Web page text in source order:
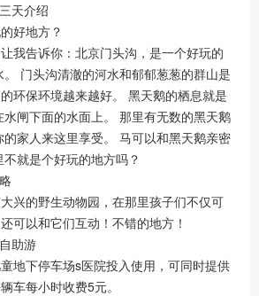
天介绍
好地方？
我告诉你：北京门头沟，是一个好玩的
门头沟清澈的河水和郁郁葱葱的群山是
环保环境越来越好。 黑天鹅的栖息就是
闸下面的水面上。 那里有无数的黑天鹅
家人来这里享受。 马可以和黑天鹅亲密
就是个好玩的地方吗？
兴的野生动物园，在那里孩子们不仅可
可以和它们互动！不错的地方！
助游
地下停车场s医院投入使用，可同时提供
车每小时收费5元。